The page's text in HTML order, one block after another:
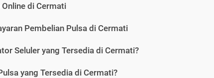
di Cermati
Pembelian Pulsa di Cermati
Seluler yang Tersedia di Cermati?
yang Tersedia di Cermati?